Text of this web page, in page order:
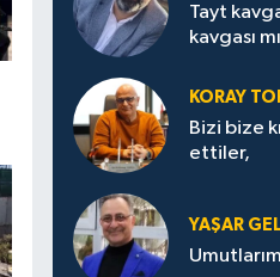
Tayt
kavgası
KORAY
Bizi bize
ettiler,
YAŞAR